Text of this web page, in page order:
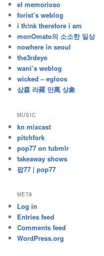
el memorioso
forist’s weblog
i th!nk therefore i am
monOmato의 소소한 일상
nowhere in seoul
the3rdeye
wani’s weblog
wicked – egloos
삼森 라羅 만萬 상象
MUSIC
kn mixcast
pitchfork
pop77 on tubmlr
takeaway shows
팝77 | pop77
META
Log in
Entries feed
Comments feed
WordPress.org